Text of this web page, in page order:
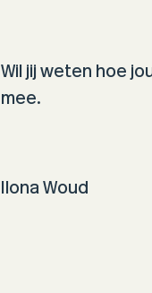
Wil jij weten hoe
mee.
Ilona Woud